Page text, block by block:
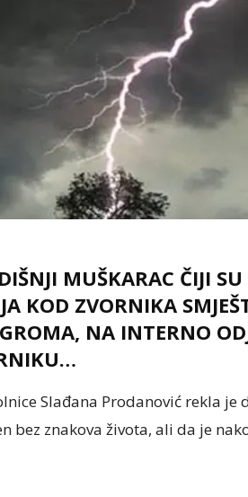
MUŠKARAC ČIJI
KOD ZVORNIKA
NA INTERNO
Slađana Prodanović rekla je
bez znakova života, ali da je